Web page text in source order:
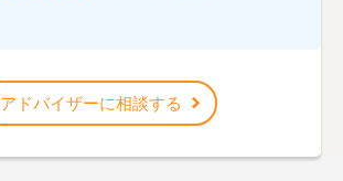
アドバイザーに相談する